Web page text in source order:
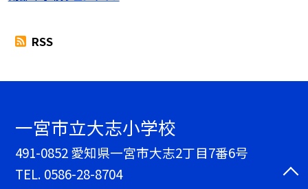
RSS
一宮市立大志小学校
491-0852 愛知県一宮市大志2丁目7番6号
TEL. 0586-28-8704